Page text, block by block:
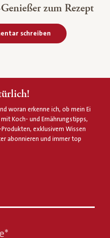
zum Rezept
schreiben
woran erkenne ich, ob mein Ei
Koch- und Ernährungstipps,
exklusivem Wissen
abonnieren und immer top
*